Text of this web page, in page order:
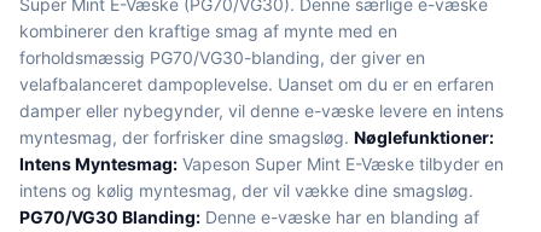
Super Mint E-Væske (PG70/VG30). Denne særlige e-væske
kombinerer den kraftige smag af mynte med en
forholdsmæssig PG70/VG30-blanding, der giver en
velafbalanceret dampoplevelse. Uanset om du er en erfaren
damper eller nybegynder, vil denne e-væske levere en intens
myntesmag, der forfrisker dine smagsløg. Nøglefunktioner:
Intens Myntesmag: Vapeson Super Mint E-Væske tilbyder en
intens og kølig myntesmag, der vil vække dine smagsløg.
PG70/VG30 Blanding: Denne e-væske har en blanding af